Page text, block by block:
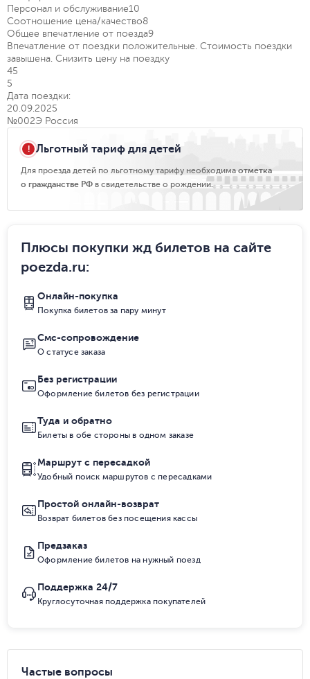
Персонал и обслуживание10
Соотношение цена/качество8
Общее впечатление от поезда9
Впечатление от поездки положительные. Стоимость поездки
завышена. Снизить цену на поездку
45
5
Дата поездки:
20.09.2025
№002Э Россия
Льготный тариф для детей
Для проезда детей по льготному тарифу необходима отметка
о гражданстве РФ в свидетельстве о рождении.
Плюсы покупки жд билетов на сайте
poezda.ru:
Онлайн-покупка
Покупка билетов за пару минут
Смс-сопровождение
О статусе заказа
Без регистрации
Оформление билетов без регистрации
Туда и обратно
Билеты в обе стороны в одном заказе
Маршрут с пересадкой
Удобный поиск маршрутов с пересадками
Простой онлайн-возврат
Возврат билетов без посещения кассы
Предзаказ
Оформление билетов на нужный поезд
Поддержка 24/7
Круглосуточная поддержка покупателей
Частые вопросы